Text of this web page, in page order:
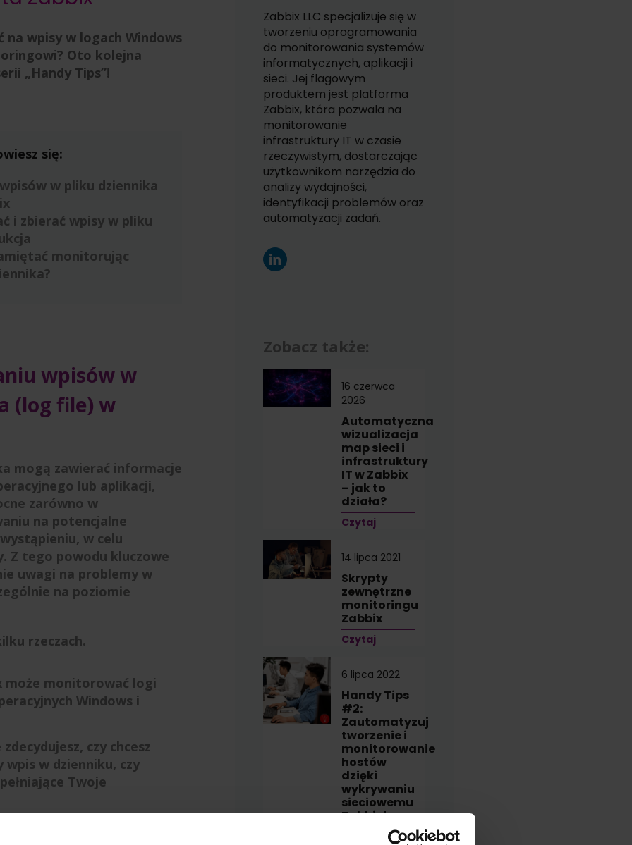
na wpisy w logach Windows
Oto kolejna
„Handy Tips”!
się:
w pliku dziennika
i zbierać wpisy w pliku
monitorując
wpisów w
(log file) w
mogą zawierać informacje
lub aplikacji,
zarówno w
na potencjalne
w celu
Z tego powodu kluczowe
uwagi na problemy w
na poziomie
rzeczach.
może monitorować logi
Windows i
czy chcesz
wpis w dzienniku, czy
Twoje
Zabbix LLC specjalizuje się w
tworzeniu oprogramowania
do monitorowania systemów
informatycznych, aplikacji i
sieci. Jej flagowym
produktem jest platforma
Zabbix, która pozwala na
monitorowanie
infrastruktury IT w czasie
rzeczywistym, dostarczając
użytkownikom narzędzia do
analizy wydajności,
identyfikacji problemów oraz
automatyzacji zadań.
Zobacz także:
16 czerwca
2026
Automatyczna
wizualizacja
map sieci i
infrastruktury
IT w Zabbix
– jak to
działa?
Czytaj
14 lipca 2021
Skrypty
zewnętrzne
monitoringu
Zabbix
Czytaj
6 lipca 2022
Handy Tips
#2:
Zautomatyzuj
tworzenie i
monitorowanie
hostów
dzięki
wykrywaniu
sieciowemu
Zabbix!